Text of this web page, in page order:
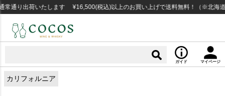
通り出荷いたします ¥16,500(税込)以上のお買い上げで送料無料！（※北海道
ガイド マイページ
カリフォルニア